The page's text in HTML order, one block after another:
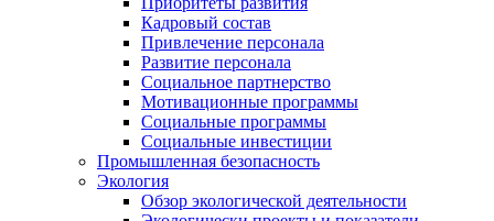
Кадровый состав
Привлечение персонала
Развитие персонала
Социальное партнерство
Мотивационные программы
Социальные программы
Социальные инвестиции
Промышленная безопасность
Экология
Обзор экологической деятельности